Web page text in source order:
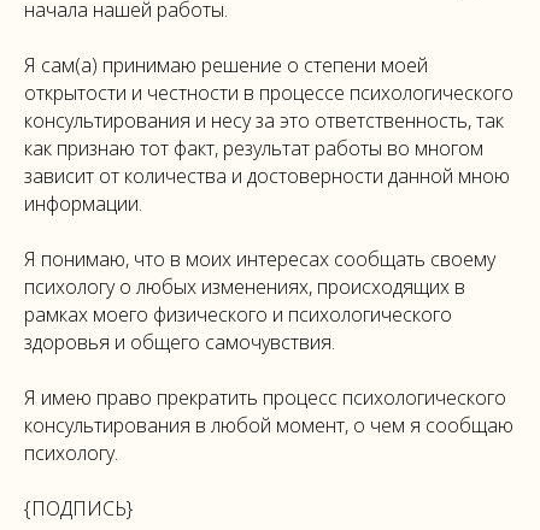
начала нашей работы.
Я сам(а) принимаю решение о степени моей
открытости и честности в процессе психологического
консультирования и несу за это ответственность, так
как признаю тот факт, результат работы во многом
зависит от количества и достоверности данной мною
информации.
Я понимаю, что в моих интересах сообщать своему
психологу о любых изменениях, происходящих в
рамках моего физического и психологического
здоровья и общего самочувствия.
Я имею право прекратить процесс психологического
консультирования в любой момент, о чем я сообщаю
психологу.
{ПОДПИСЬ}